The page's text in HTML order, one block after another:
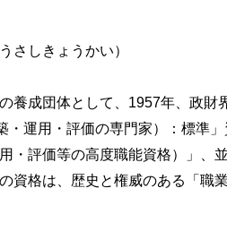
さしきょうかい）
養成団体として、1957年、政
運用・評価の専門家）：標準
・評価等の高度職能資格）」、
格は、歴史と権威のある「職